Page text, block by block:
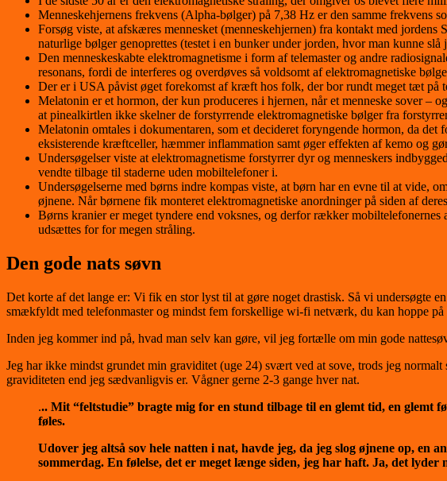
Menneskehjernens frekvens (Alpha-bølger) på 7,38 Hz er den samme frekvens
Forsøg viste, at afskæres mennesket (menneskehjernen) fra kontakt med
naturlige bølger genoprettes (testet i en bunker under jorden, hvor man kunne
Den menneskeskabte elektromagnetisme i form af telemaster og andre
resonans, fordi de interferes og overdøves så voldsomt af elektromagnetiske
Der er i USA påvist øget forekomst af kræft hos folk, der bor rundt meget tæt på
Melatonin er et hormon, der kun produceres i hjernen, når et menneske sover –
at pinealkirtlen ikke skelner de forstyrrende elektromagnetiske bølger fra
Melatonin omtales i dokumentaren, som et decideret foryngende hormon, da
eksisterende kræftceller, hæmmer inflammation samt øger effekten af kemo og
Undersøgelser viste at elektromagnetisme forstyrrer dyr og menneskers
vendte tilbage til staderne uden mobiltelefoner i.
Undersøgelserne med børns indre kompas viste, at børn har en evne til at vide,
øjnene. Når børnene fik monteret elektromagnetiske anordninger på siden af
Børns kranier er meget tyndere end voksnes, og derfor rækker
udsættes for for megen stråling.
Den gode nats søvn
Det korte af det lange er: Vi fik en stor lyst til at gøre noget drastisk. Så vi undersøgte
smækfyldt med telefonmaster og mindst fem forskellige wi-fi netværk, du kan hoppe
Inden jeg kommer ind på, hvad man selv kan gøre, vil jeg fortælle om min gode
Jeg har ikke mindst grundet min graviditet (uge 24) svært ved at sove, trods jeg
graviditeten end jeg sædvanligvis er. Vågner gerne 2-3 gange hver nat.
... Mit “feltstudie” bragte mig for en stund tilbage til en glemt tid, en
føles.
Udover jeg altså sov hele natten i nat, havde jeg, da jeg slog øjnene op, en
sommerdag. En følelse, det er meget længe siden, jeg har haft. Ja, det